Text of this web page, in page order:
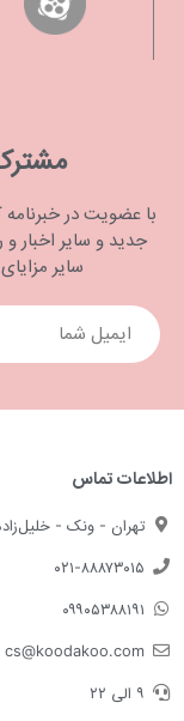
با عضویت در
جدید و سایر اخبار
سایر
اطلاعات تماس
تهران - ونک - خلیل‌زاده
۰۲۱-۸۸۸۷۳۰۱۵
۰۹۹۰۵۳۸۸۱۹۱
cs@koodakoo.com
۹ الی ۲۲